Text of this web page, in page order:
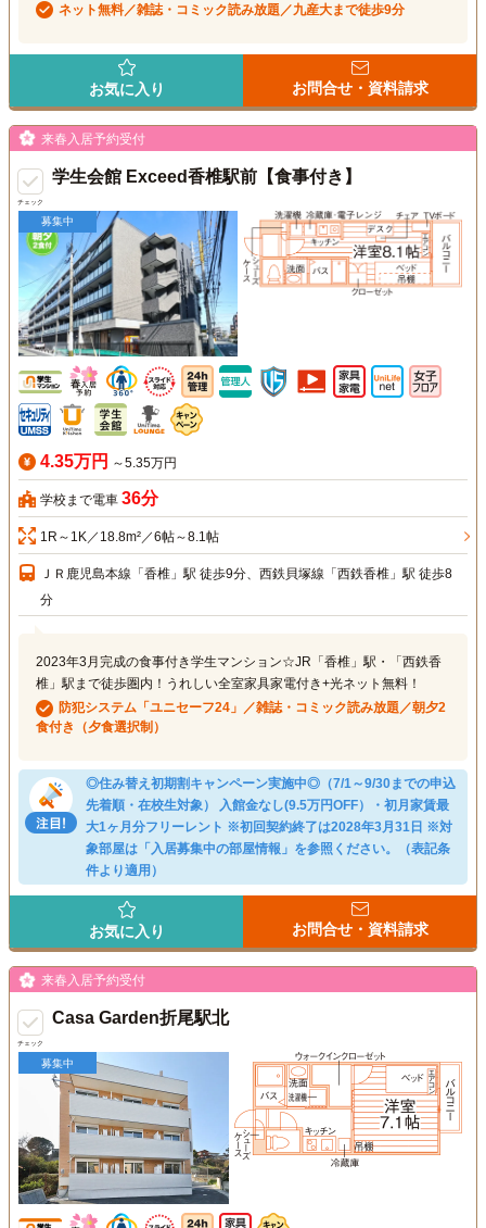
ネット無料／雑誌・コミック読み放題／九産大まで徒歩9分
お気に入り お問合せ・資料請求
チェック
来春入居予約受付
学生会館 Exceed香椎駅前【食事付き】
募集中
4.35万円 ～5.35万円
学校まで電車 36分
1R～1K／18.8m²／6帖～8.1帖
ＪＲ鹿児島本線「香椎」駅 徒歩9分、西鉄貝塚線「西鉄香椎」駅 徒歩8
分
2023年3月完成の食事付き学生マンション☆JR「香椎」駅・「西鉄香
椎」駅まで徒歩圏内！うれしい全室家具家電付き+光ネット無料！
防犯システム「ユニセーフ24」／雑誌・コミック読み放題／朝夕2
食付き（夕食選択制）
◎住み替え初期割キャンペーン実施中◎（7/1～9/30までの申込
先着順・在校生対象） 入館金なし(9.5万円OFF）・初月家賃最
大1ヶ月分フリーレント ※初回契約終了は2028年3月31日 ※対
象部屋は「入居募集中の部屋情報」を参照ください。（表記条
件より適用）
お気に入り お問合せ・資料請求
チェック
来春入居予約受付
Casa Garden折尾駅北
募集中